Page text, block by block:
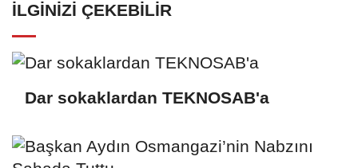
İLGINIZI ÇEKEBILIR
Dar sokaklardan TEKNOSAB'a